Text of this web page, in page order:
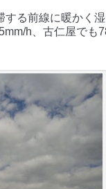
する前線に暖かく
h、古仁屋でも